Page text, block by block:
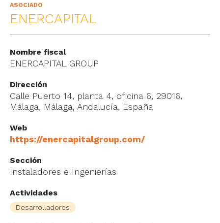
ASOCIADO
ENERCAPITAL
Nombre fiscal
ENERCAPITAL GROUP
Dirección
Calle Puerto 14, planta 4, oficina 6, 29016,
Málaga, Málaga, Andalucía, España
Web
https://enercapitalgroup.com/
Sección
Instaladores e Ingenierías
Actividades
Desarrolladores